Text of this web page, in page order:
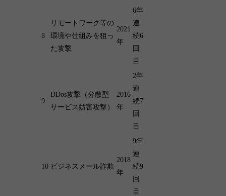
8
リモートワーク等の
環境や仕組みを狙っ
た攻撃
2021
年
6年
連
続6
回
目
9
DDos攻撃（分散型
サービス妨害攻撃）
2016
年
2年
連
続7
回
目
10 ビジネスメール詐欺
2018
年
9年
連
続9
回
目